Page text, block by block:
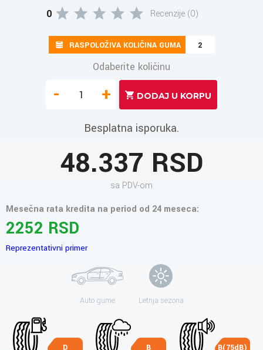
0 Recenzije (0)
RASPOLOŽIVA KOLIČINA GUMA 2
Odaberite količinu
- +
Besplatna isporuka.
48.337 RSD
sa PDV-om
Mesečna rata kredita na period od 24 meseca:
2252 RSD
Reprezentativni primer
Auto gume Letnja sezona
D B B(75dB)